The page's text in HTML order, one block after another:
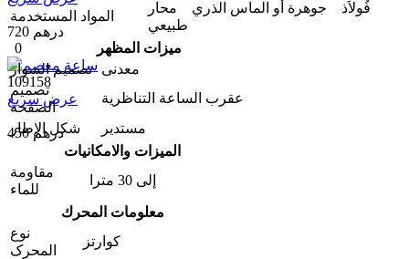
720 درهم
0
109158
عرض سريع
450 درهم
المواد المستخدمة
فُولاَذ جوهرة أو الماس الذري محار
طبيعي
ميزات المظهر
تصمیم السوار
معدنی
تصميم
الصفحة
عقرب الساعة التناظرية
شكل الإطار
مستدير
الميزات والامکانیات
مقاومة
للماء
إلى 30 مترا
معلومات المحرك
نوع
المحرک
كوارتز